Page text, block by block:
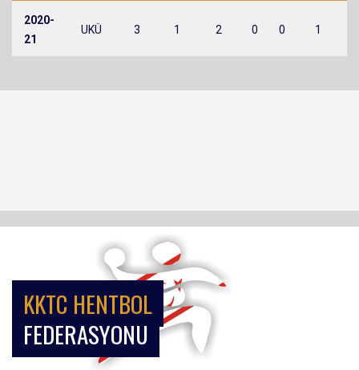
2020-
21
UKÜ 3 1 2 0 0 1
KKTC HENTBOL
FEDERASYONU